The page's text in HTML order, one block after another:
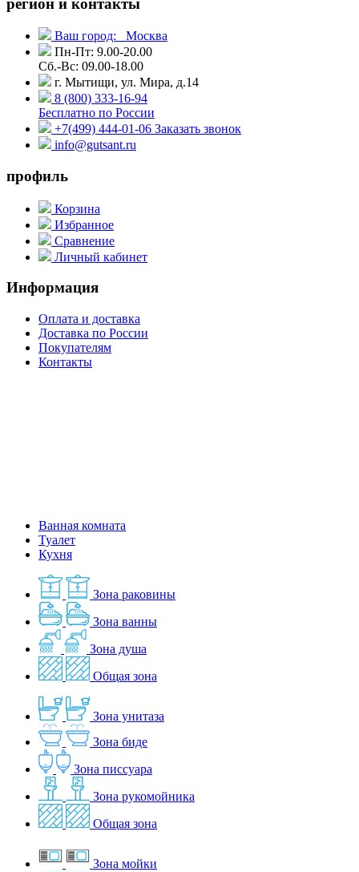
Ваш город:
Москва
Пн-Пт: 9.00-20.00
Сб.-Вс: 09.00-18.00
г. Мытищи, ул. Мира, д.14
8 (800) 333-16-94
Бесплатно по России
+7(499) 444-01-06 Заказать звонок
info@gutsant.ru
профиль
Корзина
Избранное
Сравнение
Личный кабинет
Информация
Оплата и доставка
Доставка по России
Покупателям
Контакты
Ванная комната
Туалет
Кухня
Зона раковины
Зона ванны
Зона душа
Общая зона
Зона унитаза
Зона биде
Зона писсуара
Зона рукомойника
Общая зона
Зона мойки